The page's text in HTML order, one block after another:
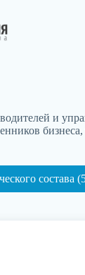
и
состава